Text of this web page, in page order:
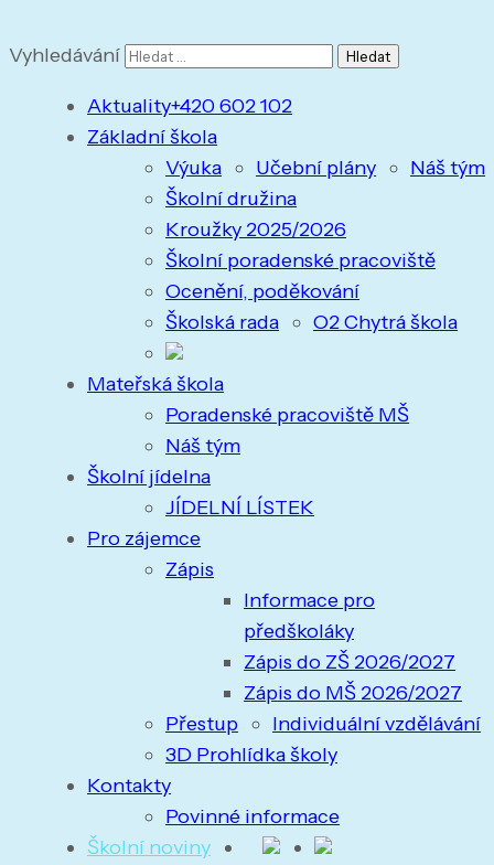
Vyhledávání
Aktuality
Základní škola
Výuka
Učební plány
Náš tým
Školní družina
Kroužky 2025/2026
Školní poradenské pracoviště
Ocenění, poděkování
Školská rada
O2 Chytrá škola
Mateřská škola
Poradenské pracoviště MŠ
Náš tým
Školní jídelna
JÍDELNÍ LÍSTEK
Pro zájemce
Zápis
Informace pro
předškoláky
Zápis do ZŠ 2026/2027
Zápis do MŠ 2026/2027
Přestup
Individuální vzdělávání
3D Prohlídka školy
Kontakty
Povinné informace
Školní noviny
+420 602 102